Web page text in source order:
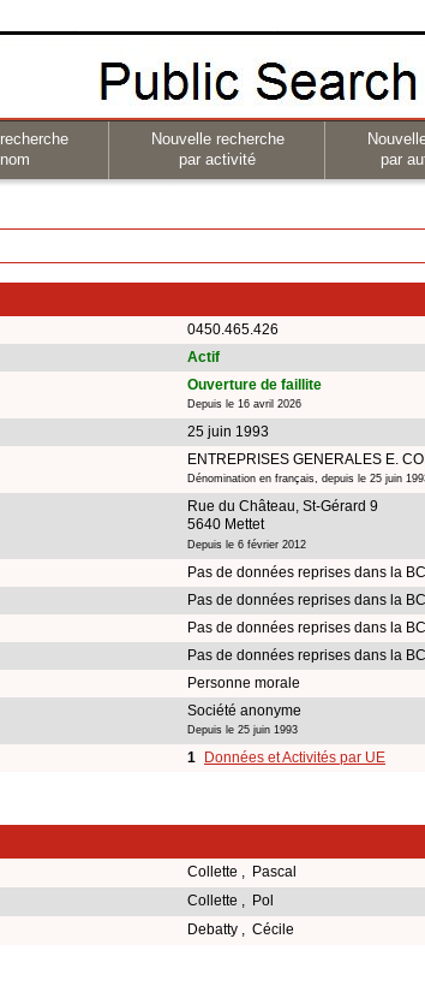
Nouvelle recherche
par activité
par
0450.465.426
Actif
Ouverture de faillite
Depuis le 16 avril 2026
25 juin 1993
ENTREPRISES GENERALES E.
Dénomination en français, depuis le 25 juin
Rue du Château, St-Gérard 9
5640 Mettet
Depuis le 6 février 2012
Pas de données reprises dans la
Pas de données reprises dans la
Pas de données reprises dans la
Pas de données reprises dans la
Personne morale
Société anonyme
Depuis le 25 juin 1993
1 Données et Activités par UE
Collette , Pascal
Collette , Pol
Debatty , Cécile